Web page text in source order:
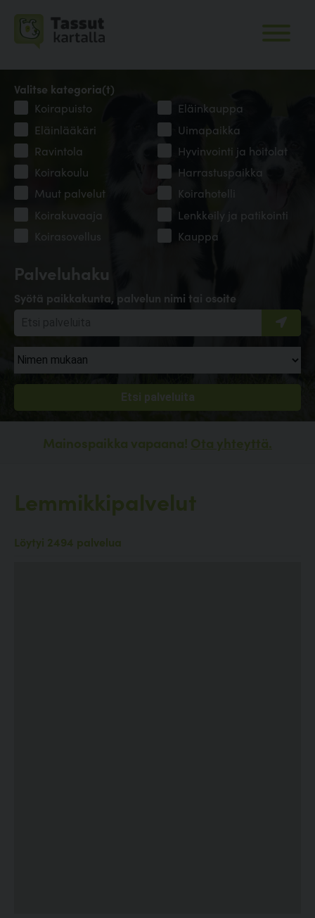
Palveluhaku
Syötä paikkakunta, palvelun nimi tai osoite
Valitse kategoria(t)
Koirapuisto
Eläinkauppa
Eläinlääkäri
Uimapaikka
Ravintola
Hyvinvointi ja hoitolat
Koirakoulu
Harrastuspaikka
Muut palvelut
Koirahotelli
Koirakuvaaja
Lenkkeily ja patikointi
Koirasovellus
Kauppa
Mainospaikka vapaana! Ota yhteyttä.
Lemmikkipalvelut
Löytyi 2494 palvelua